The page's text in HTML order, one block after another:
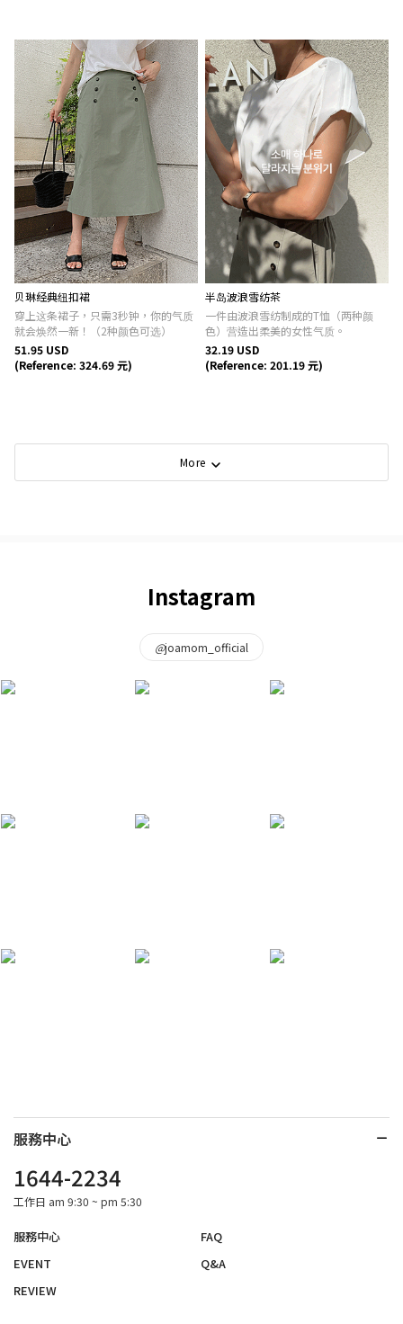
贝琳经典纽扣裙
穿上这条裙子，只需3秒钟，你的气质
就会焕然一新！（2种颜色可选）
51.95 USD
(Reference: 324.69 元)
半岛波浪雪纺茶
一件由波浪雪纺制成的T恤（两种颜
色）营造出柔美的女性气质。
32.19 USD
(Reference: 201.19 元)
More
Instagram
@joamom_official
服務中心
1644-2234
工作日 am 9:30 ~ pm 5:30
服務中心
FAQ
EVENT
Q&A
REVIEW